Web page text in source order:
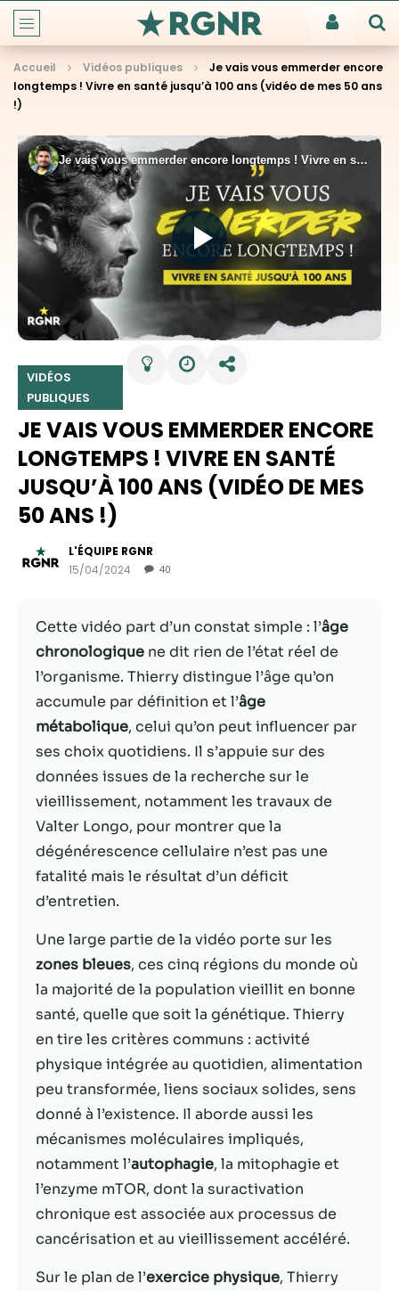
Accueil Vidéos publiques
Je vais vous emmerder encore
longtemps ! Vivre en santé jusqu’à 100 ans (vidéo de mes 50 ans
!)
VIDÉOS
PUBLIQUES
JE VAIS VOUS EMMERDER ENCORE
LONGTEMPS ! VIVRE EN SANTÉ
JUSQU’À 100 ANS (VIDÉO DE MES
50 ANS !)
L'ÉQUIPE RGNR
15/04/2024
40
Cette vidéo part d’un constat simple : l’âge
chronologique ne dit rien de l’état réel de
l’organisme. Thierry distingue l’âge qu’on
accumule par définition et l’âge
métabolique, celui qu’on peut influencer par
ses choix quotidiens. Il s’appuie sur des
données issues de la recherche sur le
vieillissement, notamment les travaux de
Valter Longo, pour montrer que la
dégénérescence cellulaire n’est pas une
fatalité mais le résultat d’un déficit
d’entretien.
Une large partie de la vidéo porte sur les
zones bleues, ces cinq régions du monde où
la majorité de la population vieillit en bonne
santé, quelle que soit la génétique. Thierry
en tire les critères communs : activité
physique intégrée au quotidien, alimentation
peu transformée, liens sociaux solides, sens
donné à l’existence. Il aborde aussi les
mécanismes moléculaires impliqués,
notamment l’autophagie, la mitophagie et
l’enzyme mTOR, dont la suractivation
chronique est associée aux processus de
cancérisation et au vieillissement accéléré.
Sur le plan de l’exercice physique, Thierry
Nécessaire
Ces cookies ne
sont pas
facultatifs. Ils
sont
nécessaires au
fonctionnement
du site Web.
Statistiques
Afin que nous
puissions
et la structure
du site Web,
en fonction
de la façon
dont le site
Web est
utilisé.
Experience
Afin que notre
site Web
fonctionne
aussi bien que
possible lors
de votre visite.
Si vous refusez
certaines